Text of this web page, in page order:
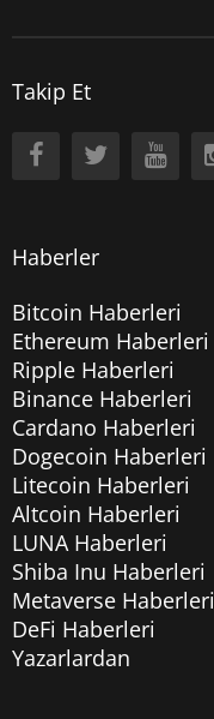
Takip Et
Haberler
Bitcoin Haberleri
Ethereum Haberleri
Ripple Haberleri
Binance Haberleri
Cardano Haberleri
Dogecoin Haberleri
Litecoin Haberleri
Altcoin Haberleri
LUNA Haberleri
Shiba Inu Haberleri
Metaverse Haberleri
DeFi Haberleri
Yazarlardan